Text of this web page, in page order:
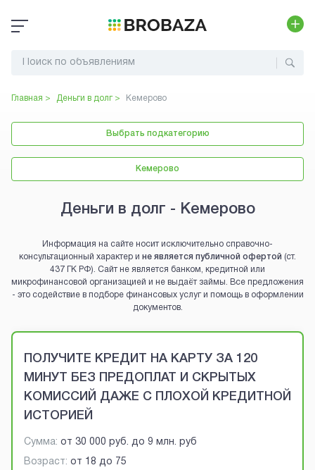
Главная > Деньги в долг> Кемерово
Выбрать подкатегорию
Кемерово
Деньги в долг - Кемерово
Информация на сайте носит исключительно справочно-
консультационный характер и не является публичной офертой (ст.
437 ГК РФ). Сайт не является банком, кредитной или
микрофинансовой организацией и не выдаёт займы. Все предложения
- это содействие в подборе финансовых услуг и помощь в оформлении
документов.
Brobaza - VIP-объявления
ПОЛУЧИТЕ КРЕДИТ НА КАРТУ ЗА 120
МИНУТ БЕЗ ПРЕДОПЛАТ И СКРЫТЫХ
КОМИССИЙ ДАЖЕ С ПЛОХОЙ КРЕДИТНОЙ
ИСТОРИЕЙ
Сумма: от 30 000 руб. до 9 млн. руб
Возраст: от 18 до 75